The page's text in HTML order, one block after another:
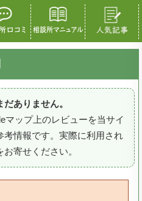
ありません。
マップ上のレビューを当サイ
考情報です。実際に利用され
寄せください。